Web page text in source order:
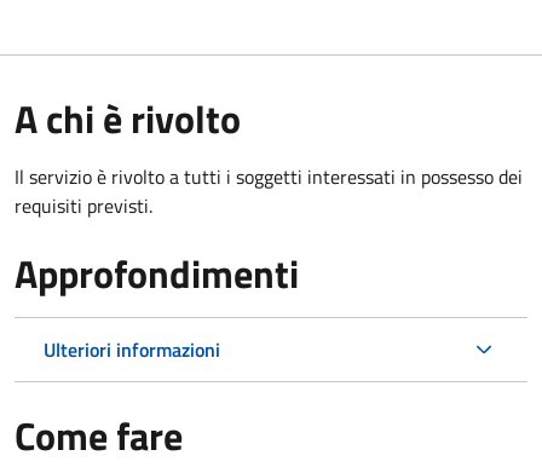
A chi è rivolto
Il servizio è rivolto a tutti i soggetti interessati in possesso dei
requisiti previsti.
Approfondimenti
Ulteriori informazioni
Come fare